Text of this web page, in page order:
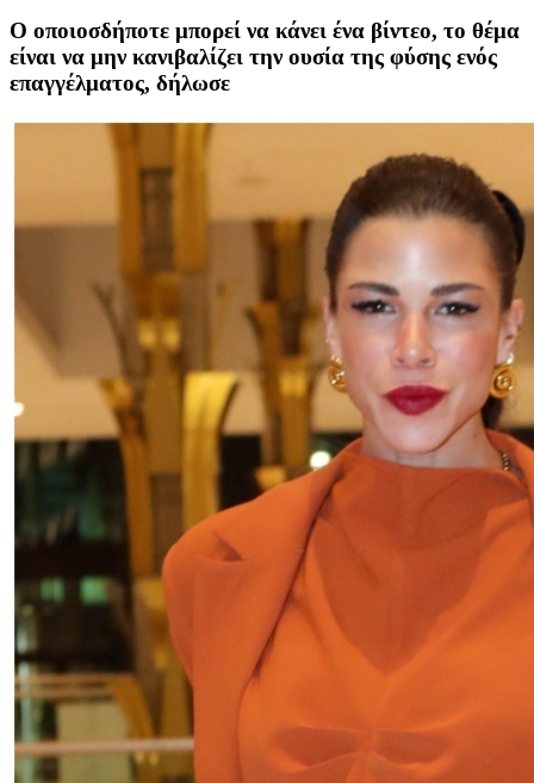
Ο οποιοσδήποτε μπορεί να κάνει ένα βίντεο, το θέμα
είναι να μην κανιβαλίζει την ουσία της φύσης ενός
επαγγέλματος, δήλωσε